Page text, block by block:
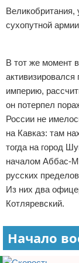
Великобритания,
сухопутной
В тот же момент
империю,
он потерпел
России не
на Кавказ: там
тогда на город
началом Аббас-
русских
Из них два
Котляревский.
Начало